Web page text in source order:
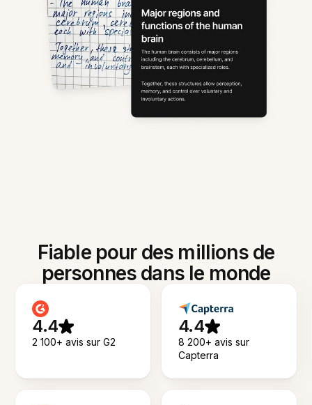
Fiable pour des millions de
personnes dans le monde
4.4
2 100+ avis sur G2
4.4
8 200+ avis sur
Capterra